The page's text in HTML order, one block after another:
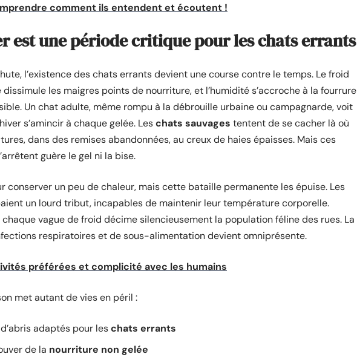
comment ils entendent et écoutent !
est une période critique pour les chats errants
l’existence des chats errants devient une course contre le temps. Le froid
les maigres points de nourriture, et l’humidité s’accroche à la fourrure
Un chat adulte, même rompu à la débrouille urbaine ou campagnarde, voit
s’amincir à chaque gelée. Leschats sauvages tentent de se cacher là où
dans des remises abandonnées, au creux de haies épaisses. Mais ces
guère le gel ni la bise.
conserver un peu de chaleur, mais cette bataille permanente les épuise. Les
un lourd tribut, incapables de maintenir leur température corporelle.
chaque vague de froid décime silencieusement la population féline des rues. La
respiratoires et de sous-alimentation devient omniprésente.
préférées et complicité avec les humains
met autant de vies en péril :
adaptés pour leschats errants
de la nourriture non gelée